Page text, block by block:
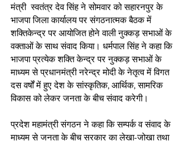
मंत्री  स्वतंत्र देव सिंह ने सोमवार को सहारनपुर के
भाजपा जिला कार्यालय पर संगठनात्मक बैठक में
शक्तिकेन्द्र पर आयोजित होने वाली नुक्कड़ सभाओं के
वक्ताओं के साथ संवाद किया। धर्मपाल सिंह ने कहा कि
भाजपा प्रत्येक शक्ति केन्द्र पर नुक्कड़ सभाओं के
माध्यम से प्रधानमंत्री नरेन्द्र मोदी के नेतृत्व में विगत
दस वर्षों में हुए देश के सांस्कृतिक, आर्थिक, सामरिक
विकास को लेकर जनता के बीच संवाद करेगी।
प्रदेश महामंत्री संगठन ने कहा कि सम्पर्क व संवाद के
माध्यम से जनता के बीच सरकार का लेखा-जोखा तथा